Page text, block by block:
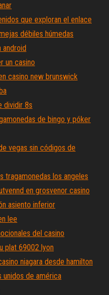
que exploran el enlace
débiles húmedas
android
un casino
casino new brunswick
dividir 8s
de bingo y póker
vegas sin códigos de
tragamonedas los angeles
en grosvenor casino
asiento inferior
lee
del casino
plat 69002 lyon
niagara desde hamilton
unidos de américa